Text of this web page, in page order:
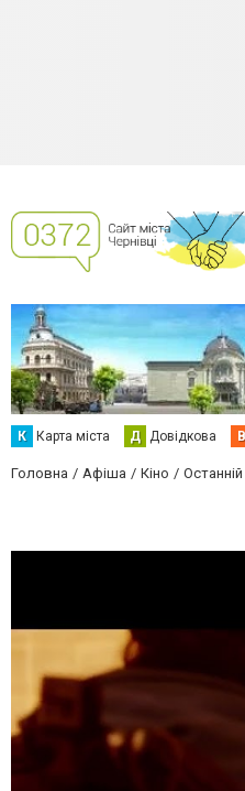
К Карта міста Д Довідкова В
Головна Афіша Кіно